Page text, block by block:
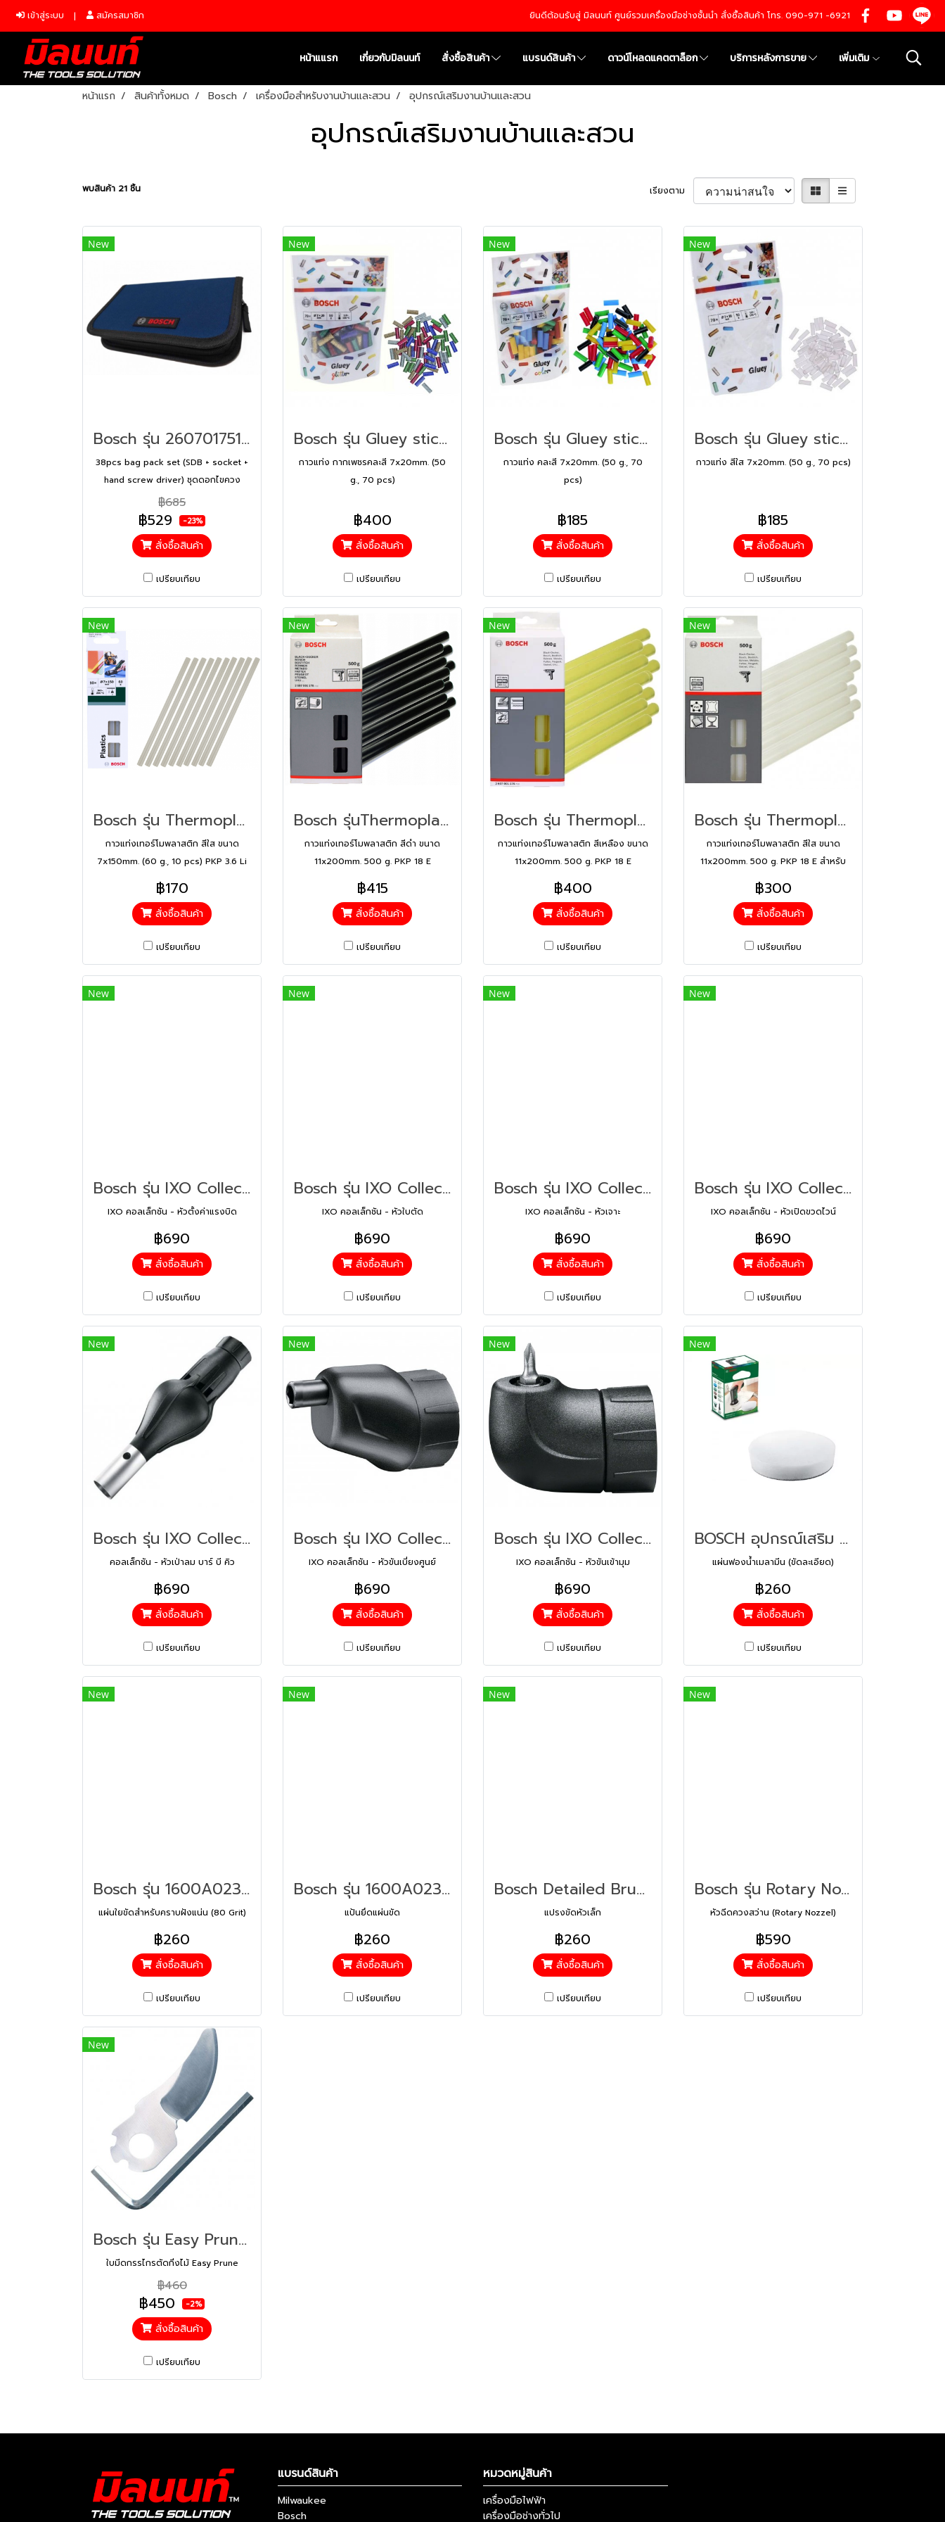
เข้าสู่ระบบ สมัครสมาชิก ยินดีต้อนรับสู่ มิลนนท์ ศูนย์รวมเครื่องมือช่างชั้นนำ สั่งซื้อสินค้า โทร. 090-971 -6921
หน้าแแรก เกี่ยวกับมิลนนท์ สั่งซื้อสินค้า แบรนด์สินค้า ดาวน์โหลดแคตตาล็อก บริการหลังการขาย เพิ่มเติม
หน้าแรก สินค้าทั้งหมด Bosch เครื่องมือสำหรับงานบ้านและสวน อุปกรณ์เสริมงานบ้านและสวน
อุปกรณ์เสริมงานบ้านและสวน
พบสินค้า 21 ชิ้น เรียงตาม
New
Bosch รุ่น 2607017511 38pcs bag pack set (SDB + socket + hand screw driver) ชุดดอกไขควง BOSCH 38 ชิ้น รหัส 2607017511
38pcs bag pack set (SDB + socket +
hand screw driver) ชุดดอกไขควง
BOSCH 38 ชิ้น
฿685
฿529 -23%
สั่งซื้อสินค้า
เปรียบเทียบ
New
Bosch รุ่น Gluey sticks Glitter กาวแท่ง กากเพชร คละสี (2608002006)
กาวแท่ง กากเพชรคละสี 7x20mm. (50
g., 70 pcs)
฿400
สั่งซื้อสินค้า
เปรียบเทียบ
New
Bosch รุ่น Gluey sticks Color กาวแท่ง คละสี (2608002005)
กาวแท่ง คละสี 7x20mm. (50 g., 70
pcs)
฿185
สั่งซื้อสินค้า
เปรียบเทียบ
New
Bosch รุ่น Gluey sticks Transpa กาวแท่ง สีใส (2608002004)
กาวแท่ง สีใส 7x20mm. (50 g., 70 pcs)
฿185
สั่งซื้อสินค้า
เปรียบเทียบ
New
Bosch รุ่น Thermoplastic Adhesive กาวแท่งเทอร์โมพลาสติก สีใส (2609256D32)
กาวแท่งเทอร์โมพลาสติก สีใส ขนาด
7x150mm. (60 g., 10 pcs) PKP 3.6 Li
฿170
สั่งซื้อสินค้า
เปรียบเทียบ
New
Bosch รุ่นThermoplastic Adhesive 500 G กาวแท่งเทอร์โมพลาสติก สีดำ (2607001178)
กาวแท่งเทอร์โมพลาสติก สีดำ ขนาด
11x200mm. 500 g. PKP 18 E
฿415
สั่งซื้อสินค้า
เปรียบเทียบ
New
Bosch รุ่น Thermoplastic Adhesive 500 G กาวแท่งเทอร์โมพลาสติก สีเหลือง (2607001176)
กาวแท่งเทอร์โมพลาสติก สีเหลือง ขนาด
11x200mm. 500 g. PKP 18 E
฿400
สั่งซื้อสินค้า
เปรียบเทียบ
New
Bosch รุ่น Thermoplastic Adhesive 500 G สีใส กาวแท่งเทอร์โมพลาสติก สีใส (1609201396)
กาวแท่งเทอร์โมพลาสติก สีใส ขนาด
11x200mm. 500 g. PKP 18 E สำหรับ
฿300
สั่งซื้อสินค้า
เปรียบเทียบ
New
Bosch รุ่น IXO Collection - Torque Setting adapter New หัวตั้งค่าแรงบิด (1600A001Y5)
IXO คอลเล็กชัน - หัวตั้งค่าแรงบิด
฿690
สั่งซื้อสินค้า
เปรียบเทียบ
New
Bosch รุ่น IXO Collection - Cutter adapter New หัวใบตัด (1600A001YF)
IXO คอลเล็กชัน - หัวใบตัด
฿690
สั่งซื้อสินค้า
เปรียบเทียบ
New
Bosch รุ่น IXO Collection - Drill adapter New หัวเจาะ (1600A00B9P)
IXO คอลเล็กชัน - หัวเจาะ
฿690
สั่งซื้อสินค้า
เปรียบเทียบ
New
Bosch รุ่น IXO Collection - Vino attachment New หัวเปิดขวดไวน์ (1600A001YD)
IXO คอลเล็กชัน - หัวเปิดขวดไวน์
฿690
สั่งซื้อสินค้า
เปรียบเทียบ
New
Bosch รุ่น IXO Collection - BBQ attachment New IXO คอลเล็กชัน - หัวเป่าลม บาร์ บี คิว (1600A001YC)
คอลเล็กชัน - หัวเป่าลม บาร์ บี คิว
฿690
สั่งซื้อสินค้า
เปรียบเทียบ
New
Bosch รุ่น IXO Collection - Off-set angle attachment New IXO คอลเล็กชัน - หัวขันเบี่ยงศูนย์ (1600A001YA)
IXO คอลเล็กชัน - หัวขันเบี่ยงศูนย์
฿690
สั่งซื้อสินค้า
เปรียบเทียบ
New
Bosch รุ่น IXO Collection - Angle Screw attachment New คอลเล็กชัน - หัวขันเข้ามุม (1600A001Y8)
IXO คอลเล็กชัน - หัวขันเข้ามุม
฿690
สั่งซื้อสินค้า
เปรียบเทียบ
New
BOSCH อุปกรณ์เสริม แผ่นฟองน้ำขัดเงา (สีขาว) 65 มม. 1600A023L2 แผ่นฟองน้ำเมลามีน (ขัดละเอียด)
แผ่นฟองน้ำเมลามีน (ขัดละเอียด)
฿260
สั่งซื้อสินค้า
เปรียบเทียบ
New
Bosch รุ่น 1600A023L1 แผ่นใยขัดสำหรับคราบฝังแน่น (80 Grit) (1600A023L1)
แผ่นใยขัดสำหรับคราบฝังแน่น (80 Grit)
฿260
สั่งซื้อสินค้า
เปรียบเทียบ
New
Bosch รุ่น 1600A023KX แป้นยึดแผ่นขัดแปรงขัดBosch รุ่น (1600A023KX)
แป้นยึดแผ่นขัด
฿260
สั่งซื้อสินค้า
เปรียบเทียบ
New
Bosch Detailed Brush X1 แปรงขัดหัวเล็ก สำหรับ Universal Brush (1600A023KY)
แปรงขัดหัวเล็ก
฿260
สั่งซื้อสินค้า
เปรียบเทียบ
New
Bosch รุ่น Rotary Nozzel หัวฉีดควงสว่าน (Rotary Nozzel) (F016800580)
หัวฉีดควงสว่าน (Rotary Nozzel)
฿590
สั่งซื้อสินค้า
เปรียบเทียบ
New
Bosch รุ่น Easy Prune Blade ใบมีดกรรไกรตัดกิ่งไม้ Easy Prune (F016800475)
ใบมีดกรรไกรตัดกิ่งไม้ Easy Prune
฿460
฿450 -2%
สั่งซื้อสินค้า
เปรียบเทียบ
แบรนด์สินค้า
Milwaukee
Bosch
หมวดหมู่สินค้า
เครื่องมือไฟฟ้า
เครื่องมือช่างทั่วไป